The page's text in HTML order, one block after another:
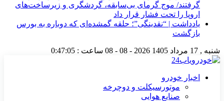
گرفتند/ موج گرمای بی‌سابقه، گردشگری و زیرساخت‌های
اروپا را تحت فشار قرار داد
یادداشت | “نقدینگی”؛ حلقه گمشده‌ای که دوباره به بورس
بازگشت
شنبه , 17 مرداد 1405 2026 - 08 - 08 ساعت : 0:47:05
اخبار خودرو
موتورسیکلت و دوچرخه
صنایع هوایی